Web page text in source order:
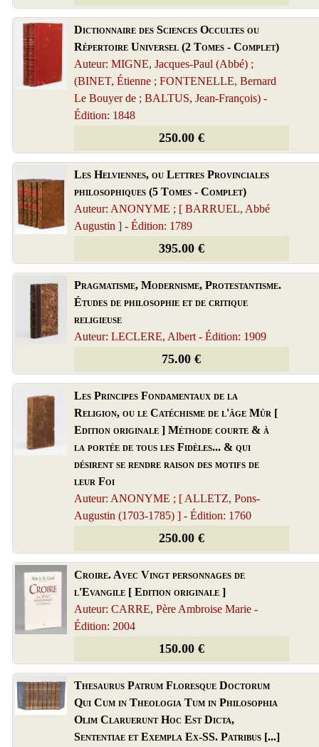
Dictionnaire des Sciences Occultes ou
Répertoire Universel (2 Tomes - Complet)
Auteur: MIGNE, Jacques-Paul (Abbé) ;
(BINET, Étienne ; FONTENELLE, Bernard
Le Bouyer de ; BALTUS, Jean-François) -
Édition: 1848
250.00 €
Les Helviennes, ou Lettres Provinciales
philosophiques (5 Tomes - Complet)
Auteur: ANONYME ; [ BARRUEL, Abbé
Augustin ] - Édition: 1789
395.00 €
Pragmatisme, Modernisme, Protestantisme.
Études de philosophie et de critique
religieuse
Auteur: LECLERE, Albert - Édition: 1909
75.00 €
Les Principes Fondamentaux de la
Religion, ou le Catéchisme de l'âge Mûr [
Edition originale ] Méthode courte & à
la portée de tous les Fidèles... & qui
désirent se rendre raison des motifs de
leur Foi
Auteur: ANONYME ; [ ALLETZ, Pons-
Augustin (1703-1785) ] - Édition: 1760
250.00 €
Croire. Avec Vingt personnages de
l'Evangile [ Edition originale ]
Auteur: CARRE, Père Ambroise Marie -
Édition: 2004
150.00 €
Thesaurus Patrum Floresque Doctorum
Qui Cum in Theologia Tum in Philosophia
Olim Claruerunt Hoc Est Dicta,
Sententiae et Exempla Ex-SS. Patribus [...]